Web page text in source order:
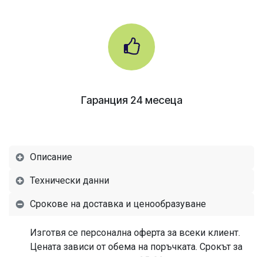
Гаранция 24 месеца
Описание
Технически данни
Срокове на доставка и ценообразуване
Изготвя се персонална оферта за всеки клиент.
Цената зависи от обема на поръчката. Срокът за